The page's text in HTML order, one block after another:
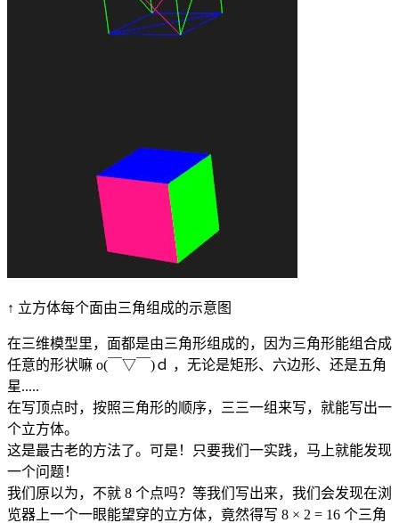
↑ 立方体每个面由三角组成的示意图
在三维模型里，面都是由三角形组成的，因为三角形能组合成
任意的形状嘛 o(￣▽￣)ｄ ，无论是矩形、六边形、还是五角
星.....
在写顶点时，按照三角形的顺序，三三一组来写，就能写出一
个立方体。
这是最古老的方法了。可是！只要我们一实践，马上就能发现
一个问题！
我们原以为，不就 8 个点吗？等我们写出来，我们会发现在浏
览器上一个一眼能望穿的立方体，竟然得写 8 × 2 = 16 个三角